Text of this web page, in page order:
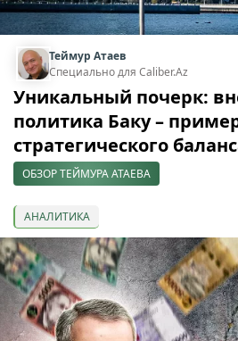
Теймур Атаев
Специально для Caliber.Az
Уникальный почерк:
политика Баку –
стратегического
ОБЗОР ТЕЙМУРА АТАЕВА
АНАЛИТИКА